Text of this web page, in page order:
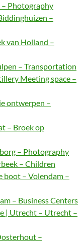
– Photography
–
van Holland –
– Transportation
Meeting space –
ontwerpen –
– Broek op
– Photography
– Children
boot – Volendam –
– Business Centers
| Utrecht – Utrecht –
–